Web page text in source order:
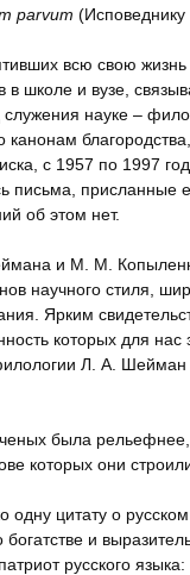
parvum
всю свою
в школе и вузе,
служения науке –
канонам
с 1957 по 1997
письма,
об этом нет.
и М. М.
научного стиля,
Ярким
которых для нас
Л. А.
была
которых они
одну цитату о
богатстве и
русского